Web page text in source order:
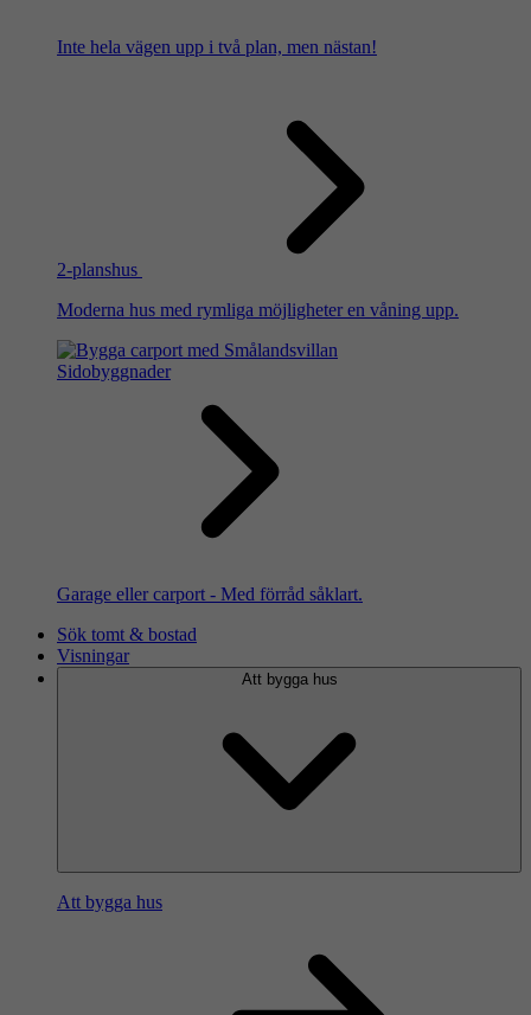
Inte hela vägen upp i två plan, men nästan!
2-planshus
Moderna hus med rymliga möjligheter en våning upp.
Sidobyggnader
Garage eller carport - Med förråd såklart.
Sök tomt & bostad
Visningar
Att bygga hus
Att bygga hus